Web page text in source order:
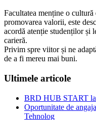
Facultatea menține o cultură
promovarea valorii, este
acordă atenție studenților și
carieră.
Privim spre viitor și ne
de a fi mereu mai buni.
Ultimele articole
BRD HUB START
Oportunitate de
Tehnolog